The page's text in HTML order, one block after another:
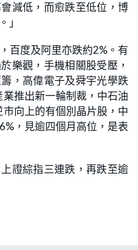
減低，而愈跌至低位，博
」
百度及阿里亦跌約2%。有
樂觀，手機相關股受壓，
，高偉電子及舜宇光學跌
推出新一輪制裁，中石油
向上的有個別晶片股，中
，見逾四個月高位，是表
證綜指三連跌，再跌至逾